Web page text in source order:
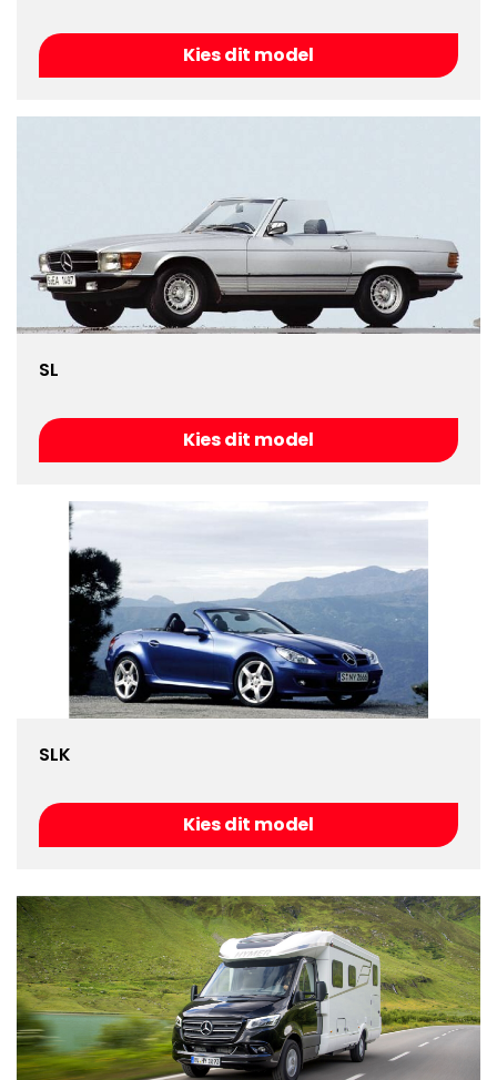
Kies dit model
SL
Kies dit model
SLK
Kies dit model